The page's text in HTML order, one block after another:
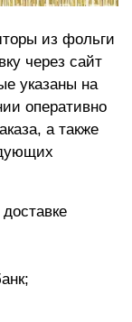
из фольги
через сайт
указаны на
оперативно
а также